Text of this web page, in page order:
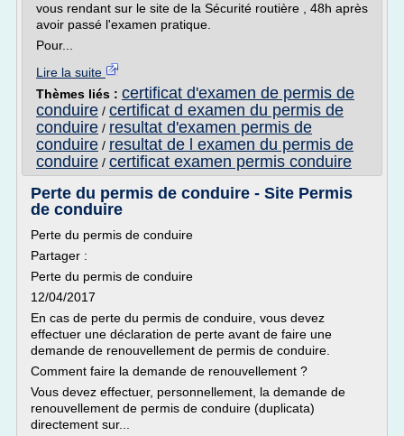
vous rendant sur le site de la Sécurité routière , 48h après
avoir passé l'examen pratique.
Pour...
Lire la suite
Thèmes liés : certificat d'examen de permis de
conduire / certificat d examen du permis de
conduire / resultat d'examen permis de
conduire / resultat de l examen du permis de
conduire / certificat examen permis conduire
Perte du permis de conduire - Site Permis
de conduire
Perte du permis de conduire
Partager :
Perte du permis de conduire
12/04/2017
En cas de perte du permis de conduire, vous devez
effectuer une déclaration de perte avant de faire une
demande de renouvellement de permis de conduire.
Comment faire la demande de renouvellement ?
Vous devez effectuer, personnellement, la demande de
renouvellement de permis de conduire (duplicata)
directement sur...